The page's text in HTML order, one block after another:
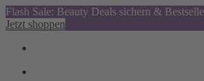
Flash Sale: Beauty Deals sichern &
Jetzt shoppen